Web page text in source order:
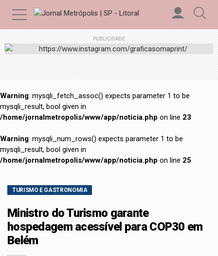
PUBLICIDADE
Warning: mysqli_fetch_assoc() expects parameter 1 to be
mysqli_result, bool given in
/home/jornalmetropolis/www/app/noticia.php on line 23
Warning: mysqli_num_rows() expects parameter 1 to be
mysqli_result, bool given in
/home/jornalmetropolis/www/app/noticia.php on line 25
TURISMO E GASTRONOMIA
Ministro do Turismo garante
hospedagem acessível para COP30 em
Belém